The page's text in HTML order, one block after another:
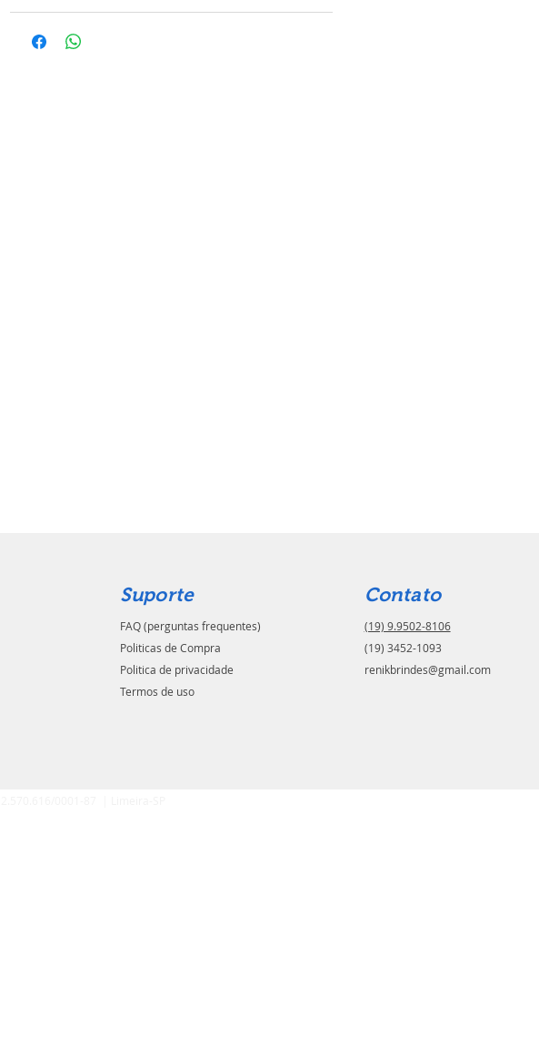
Suporte
FAQ (perguntas frequentes)
Politicas de Compra
Politica de privacidade
Termos de uso
Contato
(19) 9.9502-8106
(19) 3452-1093
renikbrindes@gmail.com